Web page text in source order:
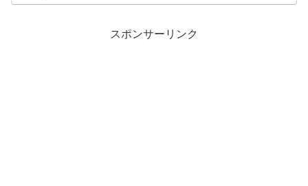
スポンサーリンク